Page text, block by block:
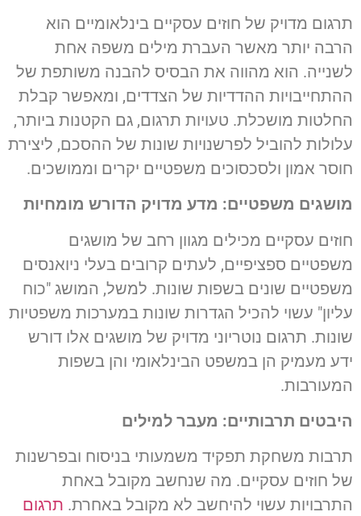
תרגום מדויק של חוזים עסקיים בינלאומיים הוא
הרבה יותר מאשר העברת מילים משפה אחת
לשנייה. הוא מהווה את הבסיס להבנה משותפת של
ההתחייבויות ההדדיות של הצדדים, ומאפשר קבלת
החלטות מושכלת. טעויות תרגום, גם הקטנות ביותר,
עלולות להוביל לפרשנויות שונות של ההסכם, ליצירת
חוסר אמון ולסכסוכים משפטיים יקרים וממושכים.
מושגים משפטיים: מדע מדויק הדורש מומחיות
חוזים עסקיים מכילים מגוון רחב של מושגים
משפטיים ספציפיים, לעתים קרובים בעלי ניואנסים
משפטיים שונים בשפות שונות. למשל, המושג "כוח
עליון" עשוי להכיל הגדרות שונות במערכות משפטיות
שונות. תרגום נוטריוני מדויק של מושגים אלו דורש
ידע מעמיק הן במשפט הבינלאומי והן בשפות
המעורבות.
היבטים תרבותיים: מעבר למילים
תרבות משחקת תפקיד משמעותי בניסוח ובפרשנות
של חוזים עסקיים. מה שנחשב מקובל באחת
התרבויות עשוי להיחשב לא מקובל באחרת. תרגום